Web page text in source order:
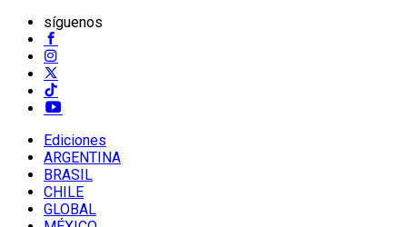
síguenos
Ediciones
ARGENTINA
BRASIL
CHILE
GLOBAL